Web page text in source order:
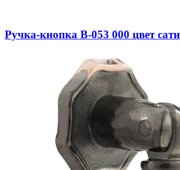
Ручка-кнопка В-053 000 цвет